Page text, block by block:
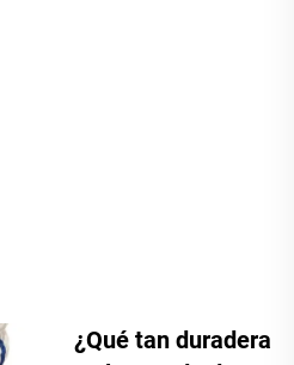
¿Qué tan duradera